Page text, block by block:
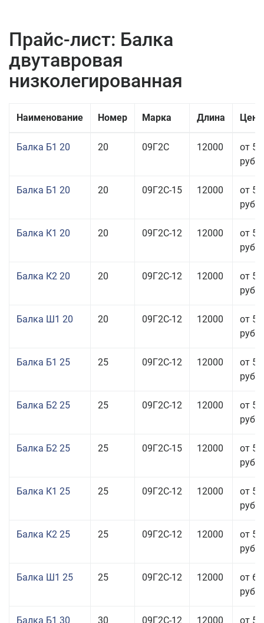
Прайс-лист: Балка
двутавровая
низколегированная
Наименование Номер Марка Длина Цена
Балка Б1 20 20 09Г2С 12000
от
руб.
Балка Б1 20 20 09Г2С-15 12000
от
руб.
Балка К1 20 20 09Г2С-12 12000
от
руб.
Балка К2 20 20 09Г2С-12 12000
от
руб.
Балка Ш1 20 20 09Г2С-12 12000
от
руб.
Балка Б1 25 25 09Г2С-12 12000
от
руб.
Балка Б2 25 25 09Г2С-12 12000
от
руб.
Балка Б2 25 25 09Г2С-15 12000
от
руб.
Балка К1 25 25 09Г2С-12 12000
от
руб.
Балка К2 25 25 09Г2С-12 12000
от
руб.
Балка Ш1 25 25 09Г2С-12 12000
от
руб.
Балка Б1 30 30 09Г2С-12 12000 от